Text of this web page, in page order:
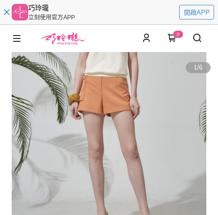
巧玲瓏
立刻使用官方APP
開啟APP
0
1/6